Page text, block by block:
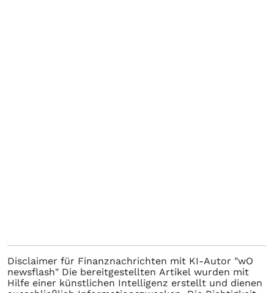
Disclaimer für Finanznachrichten mit KI-Autor "wO
newsflash" Die bereitgestellten Artikel wurden mit
Hilfe einer künstlichen Intelligenz erstellt und dienen